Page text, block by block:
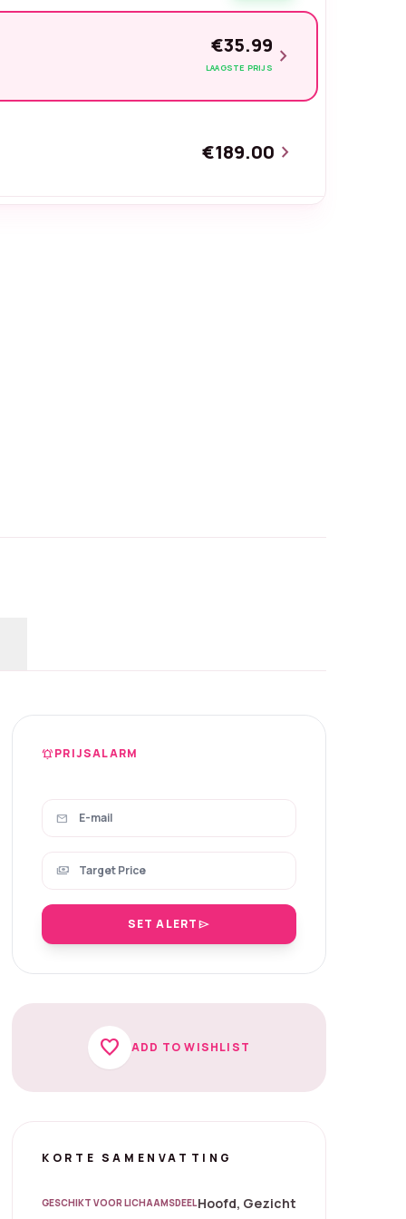
€35.99
LAAGSTE PRIJS chevron_right
€189.00 chevron_right
notifications_activePRIJSALARM
mail
payments
SET ALERTsend
favorite ADD TO WISHLIST
KORTE SAMENVATTING
GESCHIKT VOOR LICHAAMSDEELHoofd, Gezicht